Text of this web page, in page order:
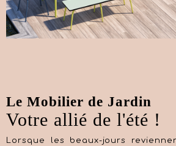
Le Mobilier de Jardin
Votre allié de l'été !
Lorsque les beaux-jours